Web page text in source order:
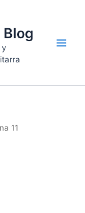
Blog
y
11